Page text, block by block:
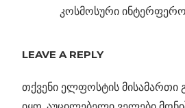
კოსმოსური
ᲨᲔᲩᲔᲠᲔᲑᲣᲚᲘᲐ
Previous
მზეზე
LEAVE A REPLY
თქვენი ელფოსტის მისამართი